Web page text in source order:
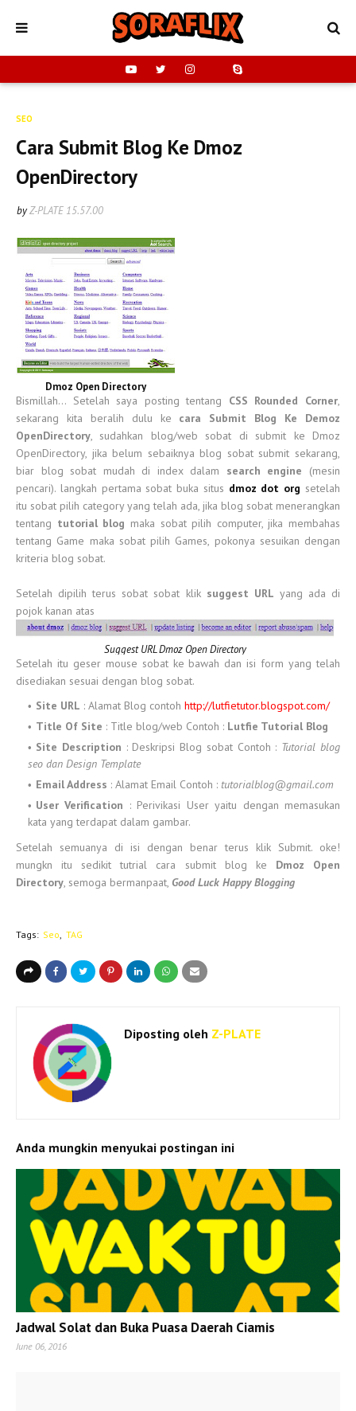
SEO
Cara Submit Blog Ke Dmoz
OpenDirectory
byZ-PLATE 15.57.00
Dmoz Open Directory
Bismillah... Setelah saya posting tentang CSS Rounded Corner,
sekarang kita beralih dulu ke cara Submit Blog Ke Demoz
OpenDirectory, sudahkan blog/web sobat di submit ke Dmoz
OpenDirectory, jika belum sebaiknya blog sobat submit sekarang,
biar blog sobat mudah di index dalam search engine (mesin
pencari). langkah pertama sobat buka situs dmoz dot org setelah
itu sobat pilih category yang telah ada, jika blog sobat menerangkan
tentang tutorial blog maka sobat pilih computer, jika membahas
tentang Game maka sobat pilih Games, pokonya sesuikan dengan
kriteria blog sobat.
Setelah dipilih terus sobat sobat klik suggest URL yang ada di
pojok kanan atas
Suggest URL Dmoz Open Directory
Setelah itu geser mouse sobat ke bawah dan isi form yang telah
disediakan sesuai dengan blog sobat.
Site URL : Alamat Blog contoh http://lutfietutor.blogspot.com/
Title Of Site : Title blog/web Contoh : Lutfie Tutorial Blog
Site Description : Deskripsi Blog sobat Contoh : Tutorial blog
seo dan Design Template
Email Address : Alamat Email Contoh : tutorialblog@gmail.com
User Verification : Perivikasi User yaitu dengan memasukan
kata yang terdapat dalam gambar.
Setelah semuanya di isi dengan benar terus klik Submit. oke!
mungkn itu sedikit tutrial cara submit blog ke Dmoz Open
Directory, semoga bermanpaat, Good Luck Happy Blogging
Tags: Seo TAG
Diposting oleh Z-PLATE
Anda mungkin menyukai postingan ini
Jadwal Solat dan Buka Puasa Daerah Ciamis
June 06, 2016